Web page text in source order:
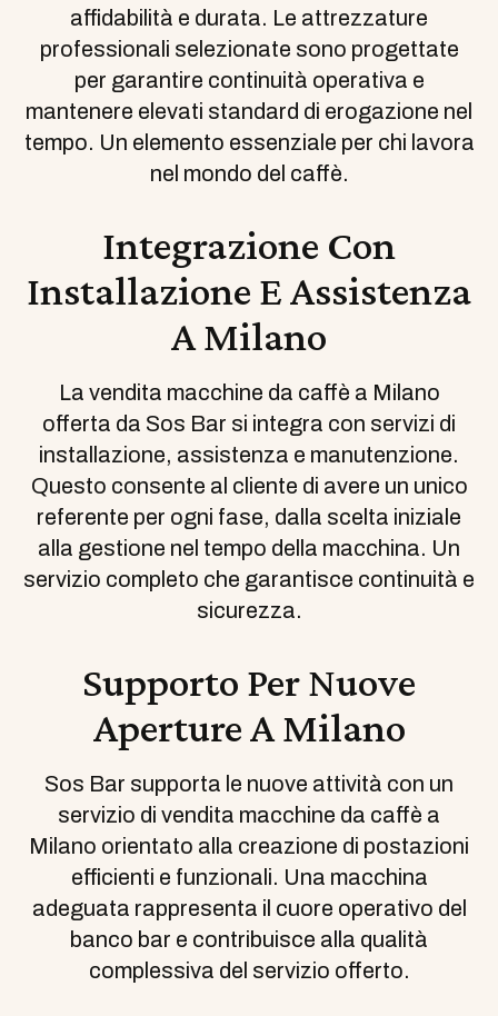
affidabilità e durata. Le attrezzature
professionali selezionate sono progettate
per garantire continuità operativa e
mantenere elevati standard di erogazione nel
tempo. Un elemento essenziale per chi lavora
nel mondo del caffè.
Integrazione Con
Installazione E Assistenza
A Milano
La vendita macchine da caffè a Milano
offerta da Sos Bar si integra con servizi di
installazione, assistenza e manutenzione.
Questo consente al cliente di avere un unico
referente per ogni fase, dalla scelta iniziale
alla gestione nel tempo della macchina. Un
servizio completo che garantisce continuità e
sicurezza.
Supporto Per Nuove
Aperture A Milano
Sos Bar supporta le nuove attività con un
servizio di vendita macchine da caffè a
Milano orientato alla creazione di postazioni
efficienti e funzionali. Una macchina
adeguata rappresenta il cuore operativo del
banco bar e contribuisce alla qualità
complessiva del servizio offerto.